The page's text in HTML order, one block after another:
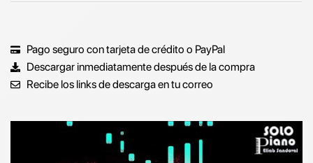
Pago seguro con tarjeta de crédito o PayPal
Descargar inmediatamente después de la compra
Recibe los links de descarga en tu correo